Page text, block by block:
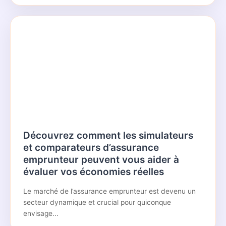
Découvrez comment les simulateurs
et comparateurs d’assurance
emprunteur peuvent vous aider à
évaluer vos économies réelles
Le marché de l’assurance emprunteur est devenu un
secteur dynamique et crucial pour quiconque
envisage...